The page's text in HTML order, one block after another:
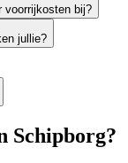
voorrijkosten bij?
jullie?
Schipborg?